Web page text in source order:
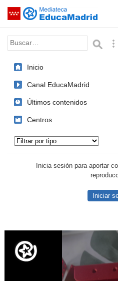
Saltar navegación
Palabra o frase:
Inicio
Canal EducaMadrid
Últimos contenidos
Centros
Inicia sesión para aportar
Iniciar